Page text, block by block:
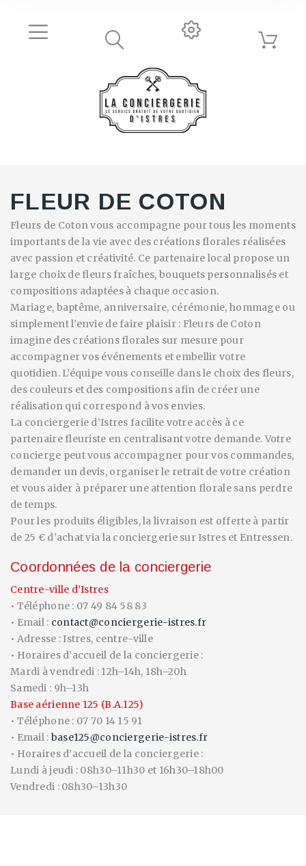
FLEUR DE COTON
Fleurs de Coton vous accompagne pour tous les moments
importants de la vie avec des créations florales réalisées
avec passion et créativité. Ce partenaire local propose un
large choix de fleurs fraîches, bouquets personnalisés et
compositions adaptées à chaque occasion.
Mariage, baptême, anniversaire, cérémonie, hommage ou
simplement l’envie de faire plaisir : Fleurs de Coton
imagine des créations florales sur mesure pour
accompagner vos événements et embellir votre
quotidien. L’équipe vous conseille dans le choix des fleurs,
des couleurs et des compositions afin de créer une
réalisation qui correspond à vos envies.
La conciergerie d’Istres facilite votre accès à ce
partenaire fleuriste en centralisant votre demande. Votre
concierge peut vous accompagner pour vos commandes,
demander un devis, organiser le retrait de votre création
et vous aider à préparer une attention florale sans perdre
de temps.
Pour les produits éligibles, la livraison est offerte à partir
de 25 € d’achat via la conciergerie sur Istres et Entressen.
Coordonnées de la conciergerie
Centre-ville d’Istres
• Téléphone : 07 49 84 58 83
• Email : contact@conciergerie-istres.fr
• Adresse : Istres, centre-ville
• Horaires d’accueil de la conciergerie :
Mardi à vendredi : 12h–14h, 18h–20h
Samedi : 9h–13h
Base aérienne 125 (B.A.125)
• Téléphone : 07 70 14 15 91
• Email : base125@conciergerie-istres.fr
• Horaires d’accueil de la conciergerie :
Lundi à jeudi : 08h30–11h30 et 16h30–18h00
Vendredi : 08h30–13h30